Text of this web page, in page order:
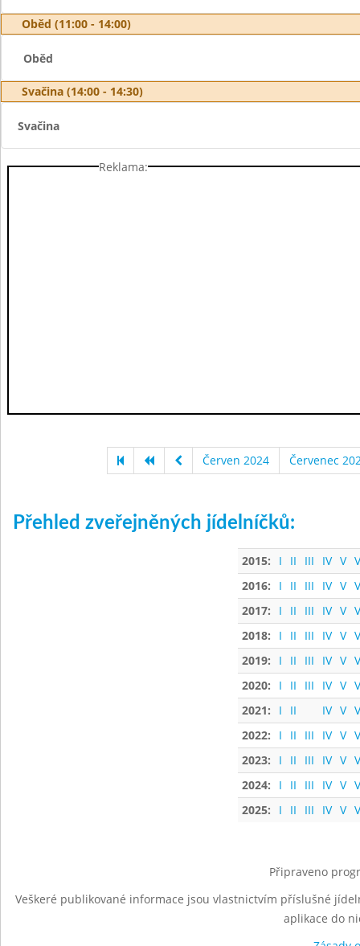
Oběd (11:00 - 14:00)
Oběd
Svačina (14:00 - 14:30)
Svačina
Reklama:
Červen 2024 Červenec
Přehled zveřejněných jídelníčků:
2015: I II III IV V
2016:
I II III IV V
2017:
I II III IV V
2018:
I II III IV V
2019:
I II III IV V
2020:
I II III IV V
2021:
I II IV V
2022:
I II III IV V
2023:
I II III IV V
2024:
I II III IV V
2025:
I II III IV V
Připraveno
Veškeré publikované informace jsou vlastnictvím příslušné
aplikace do